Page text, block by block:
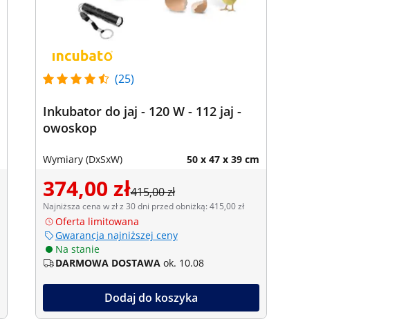
(25)
Inkubator do jaj - 120 W - 112 jaj -
owoskop
Wymiary (DxSxW) 50 x 47 x 39 cm
374,00 zł415,00 zł
Najniższa cena w zł z 30 dni przed obniżką: 415,00 zł
Oferta limitowana
Gwarancja najniższej ceny
Na stanie
DARMOWA DOSTAWA ok. 10.08
Dodaj do koszyka